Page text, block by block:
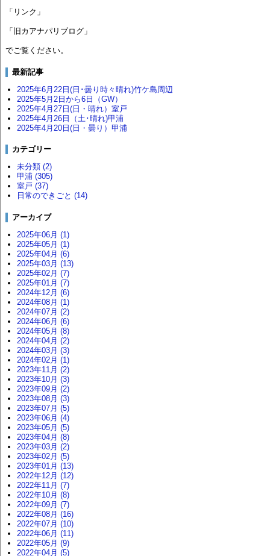
「リンク」
「旧カアナパリブログ」
でご覧ください。
最新記事
2025年6月22日(日･曇り時々晴れ)竹ケ島周辺
2025年5月2日から6日（GW）
2025年4月27日(日・晴れ）室戸
2025年4月26日（土･晴れ)甲浦
2025年4月20日(日・曇り）甲浦
カテゴリー
未分類 (2)
甲浦 (305)
室戸 (37)
日常のできごと (14)
アーカイブ
2025年06月 (1)
2025年05月 (1)
2025年04月 (6)
2025年03月 (13)
2025年02月 (7)
2025年01月 (7)
2024年12月 (6)
2024年08月 (1)
2024年07月 (2)
2024年06月 (6)
2024年05月 (8)
2024年04月 (2)
2024年03月 (3)
2024年02月 (1)
2023年11月 (2)
2023年10月 (3)
2023年09月 (2)
2023年08月 (3)
2023年07月 (5)
2023年06月 (4)
2023年05月 (5)
2023年04月 (8)
2023年03月 (2)
2023年02月 (5)
2023年01月 (13)
2022年12月 (12)
2022年11月 (7)
2022年10月 (8)
2022年09月 (7)
2022年08月 (16)
2022年07月 (10)
2022年06月 (11)
2022年05月 (9)
2022年04月 (5)